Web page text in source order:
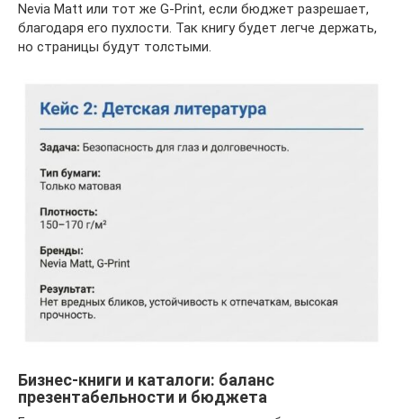
Nevia Matt или тот же G-Print, если бюджет разрешает,
благодаря его пухлости. Так книгу будет легче держать,
но страницы будут толстыми.
Бизнес-книги и каталоги: баланс
презентабельности и бюджета